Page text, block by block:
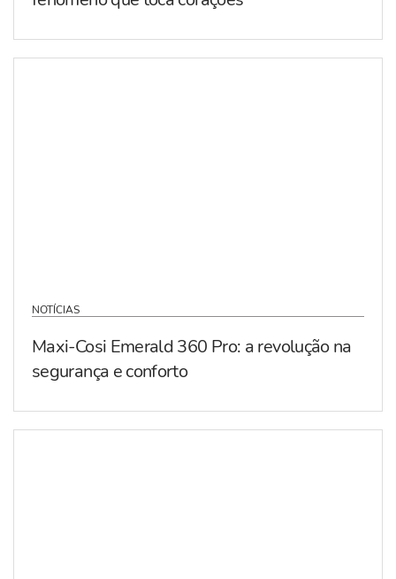
NOTÍCIAS
Maxi-Cosi Emerald 360 Pro: a revolução na
segurança e conforto